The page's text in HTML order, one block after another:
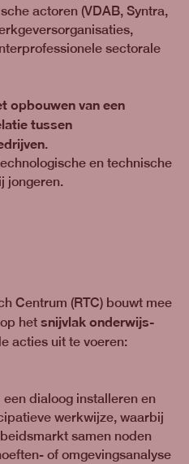
actoren (VDAB, Syntra,
sectorale
opbouwen van een
tussen
.
en technische
jongeren.
Centrum (RTC) bouwt mee
het snijvlak onderwijs-
acties uit te voeren:
een dialoog installeren en
werkwijze, waarbij
samen noden
of omgevingsanalyse